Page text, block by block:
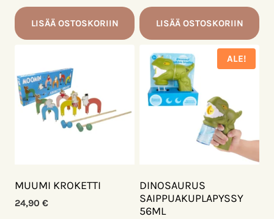
LISÄÄ OSTOSKORIIN LISÄÄ OSTOSKORIIN
MUUMI KROKETTI
24,90 €
ALE!
DINOSAURUS
SAIPPUAKUPLAPYSSY
56ML